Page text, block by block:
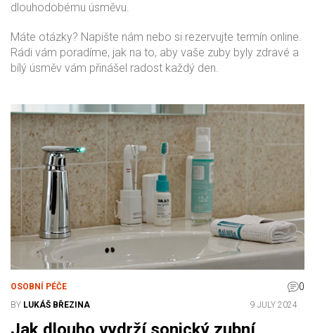
dlouhodobému úsměvu.
Máte otázky? Napište nám nebo si rezervujte termín online.
Rádi vám poradíme, jak na to, aby vaše zuby byly zdravé a
bílý úsměv vám přinášel radost každý den.
OSOBNÍ PÉČE 0
BY LUKÁŠ BŘEZINA 9 JULY 2024